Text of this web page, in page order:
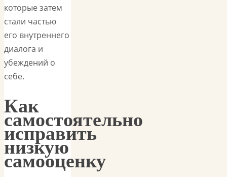
которые затем
стали частью
его внутреннего
диалога и
убеждений о
себе.
Как
самостоятельно
исправить
низкую
самооценку